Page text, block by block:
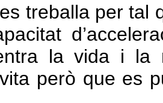
treballa per tal
la vida i la
però que es